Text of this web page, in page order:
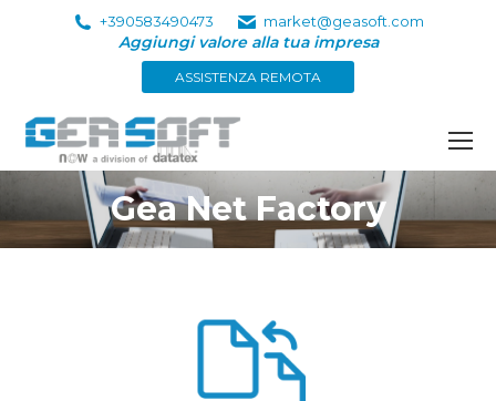
+390583490473 market@geasoft.com
Aggiungi valore alla tua impresa
ASSISTENZA REMOTA
Gea Net Factory
Tu sei qui: